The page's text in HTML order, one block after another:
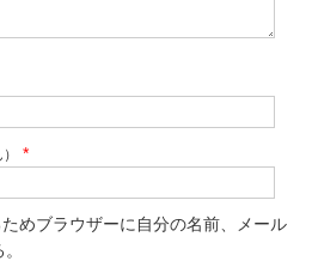
*
めブラウザーに自分の名前、メール